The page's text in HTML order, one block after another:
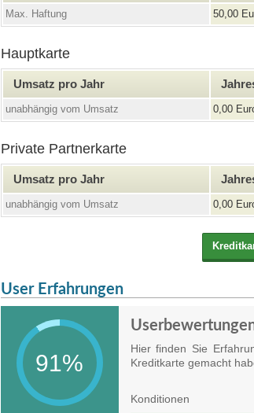
Max. Haftung 50,00
Hauptkarte
Umsatz pro Jahr
unabhängig vom Umsatz 0,00
Private Partnerkarte
Umsatz pro Jahr
unabhängig vom Umsatz 0,00
User Erfahrungen
91%
Hier finden Sie
Kreditkarte gemacht
Konditionen